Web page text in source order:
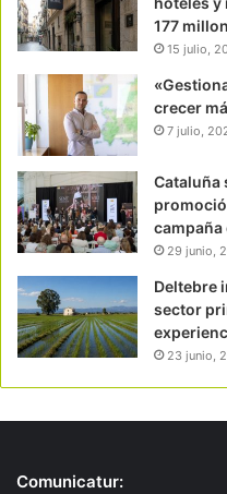
177
15 julio,
crecer
7 julio,
Cataluña
campaña
29 junio,
Deltebre
sector
23 junio,
Comunicatur: